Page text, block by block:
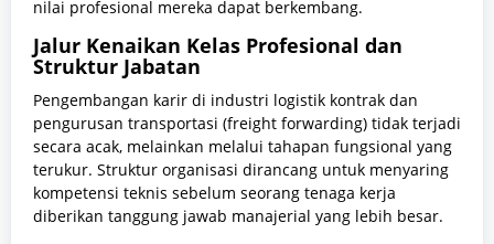
nilai profesional mereka dapat berkembang.
Jalur Kenaikan Kelas Profesional dan
Struktur Jabatan
Pengembangan karir di industri logistik kontrak dan
pengurusan transportasi (freight forwarding) tidak terjadi
secara acak, melainkan melalui tahapan fungsional yang
terukur. Struktur organisasi dirancang untuk menyaring
kompetensi teknis sebelum seorang tenaga kerja
diberikan tanggung jawab manajerial yang lebih besar.